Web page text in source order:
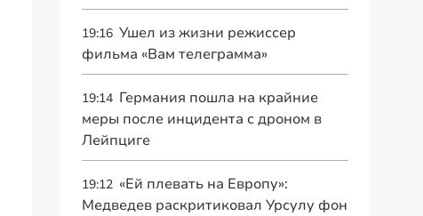
19:16 Ушел из жизни режиссер
фильма «Вам телеграмма»
19:14 Германия пошла на крайние
меры после инцидента с дроном в
Лейпциге
19:12 «Ей плевать на Европу»:
Медведев раскритиковал Урсулу фон